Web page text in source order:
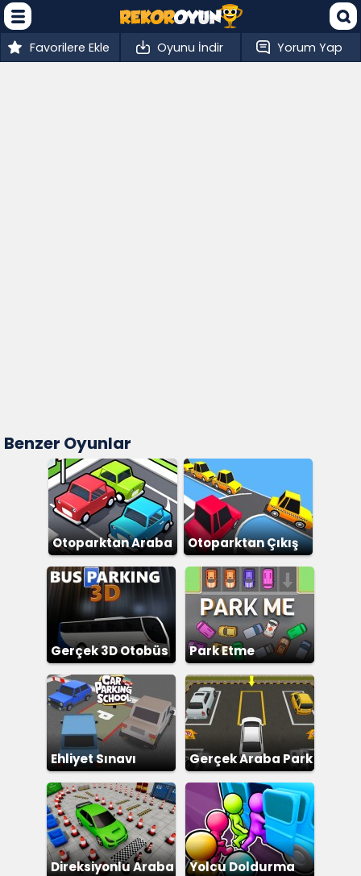
Favorilere Ekle Oyunu İndir Yorum Yap
Benzer Oyunlar
Otoparktan Araba
Çıkarma
Otoparktan Çıkış
Gerçek 3D Otobüs
Park Etme
Bulmacası
Ehliyet Sınavı
Gerçek Araba Park
Etme 2
Direksiyonlu Araba
Yolcu Doldurma